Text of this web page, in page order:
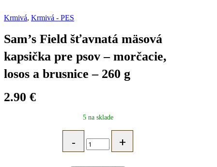
Krmivá, Krmivá - PES
Sam’s Field šťavnatá mäsová
kapsička pre psov – morčacie,
losos a brusnice – 260 g
2.90 €
5 na sklade
Field
šťavnatá